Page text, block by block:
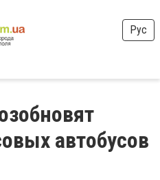
Рус
автобусов